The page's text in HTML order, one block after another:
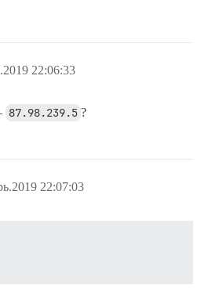
22:06:33
87.98.239.5 ?
22:07:03